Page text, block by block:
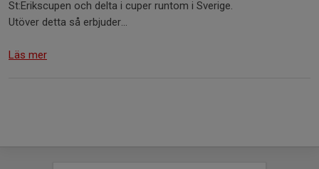
St:Erikscupen och delta i cuper runtom i Sverige.
Utöver detta så erbjuder...
Läs mer